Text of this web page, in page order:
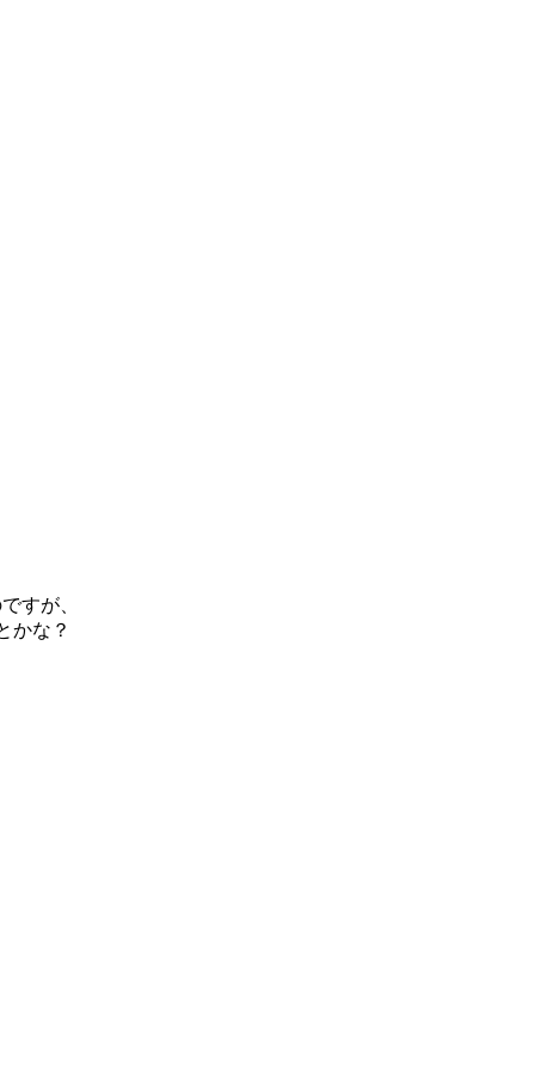
すが、
かな？